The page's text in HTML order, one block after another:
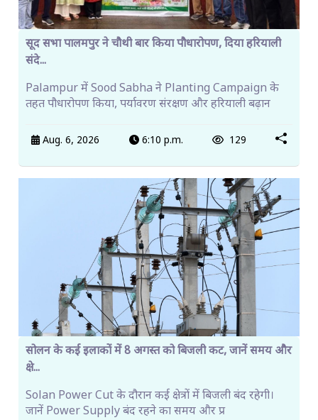
सूद सभा पालमपुर ने चौथी बार किया पौधारोपण, दिया हरियाली
संदे...
Palampur में Sood Sabha ने Planting Campaign के
तहत पौधारोपण किया, पर्यावरण संरक्षण और हरियाली बढ़ान
Aug. 6, 2026 6:10 p.m. 129
सोलन के कई इलाकों में 8 अगस्त को बिजली कट, जानें समय और
क्षे...
Solan Power Cut के दौरान कई क्षेत्रों में बिजली बंद रहेगी।
जानें Power Supply बंद रहने का समय और प्र